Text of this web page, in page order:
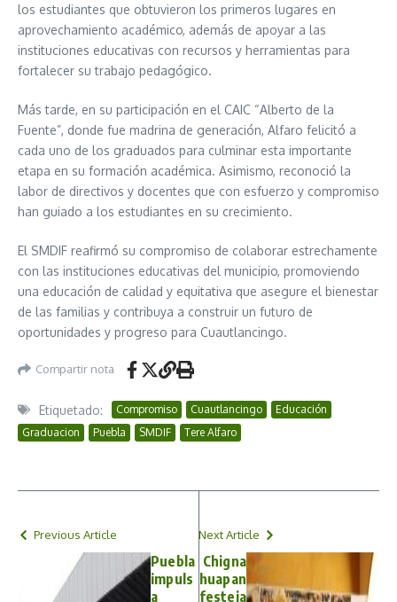
los estudiantes que obtuvieron los primeros lugares en
aprovechamiento académico, además de apoyar a las
instituciones educativas con recursos y herramientas para
fortalecer su trabajo pedagógico.
Más tarde, en su participación en el CAIC “Alberto de la
Fuente”, donde fue madrina de generación, Alfaro felicitó a
cada uno de los graduados para culminar esta importante
etapa en su formación académica. Asimismo, reconoció la
labor de directivos y docentes que con esfuerzo y compromiso
han guiado a los estudiantes en su crecimiento.
El SMDIF reafirmó su compromiso de colaborar estrechamente
con las instituciones educativas del municipio, promoviendo
una educación de calidad y equitativa que asegure el bienestar
de las familias y contribuya a construir un futuro de
oportunidades y progreso para Cuautlancingo.
Compartir nota
Etiquetado: Compromiso Cuautlancingo
Educación
Graduacion
Puebla SMDIF Tere Alfaro
Previous Article
Puebla
impuls
a
Next Article
Chigna
huapan
festeja